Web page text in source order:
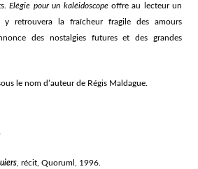
Elégie pour un kaléidoscopeoffre au lecteur un
retrouvera la fraîcheur fragile des amours
des nostalgies futures et des grandes
le nom d’auteur de Régis Maldague.
, récit, Quoruml, 1996.